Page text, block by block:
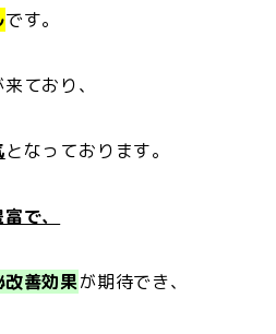
です。
来ており、
となっております。
で、
善効果が期待でき、